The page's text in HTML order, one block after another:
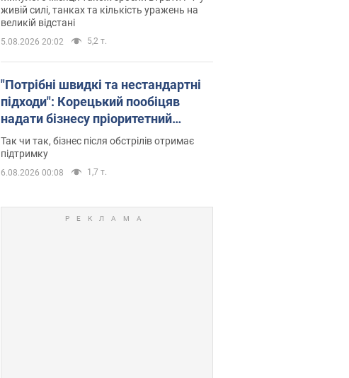
живій силі, танках та кількість уражень на
великій відстані
5.08.2026 20:02 5,2 т.
"Потрібні швидкі та нестандартні
підходи": Корецький пообіцяв
надати бізнесу пріоритетний
доступ до наявних складських
приміщень
Так чи так, бізнес після обстрілів отримає
підтримку
6.08.2026 00:08 1,7 т.